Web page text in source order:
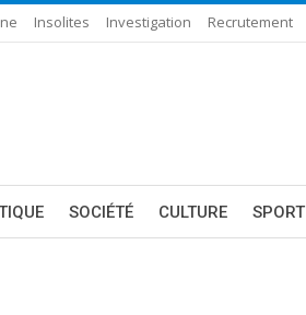
Insolites Investigation Recrutement
SOCIÉTÉ CULTURE SPORT